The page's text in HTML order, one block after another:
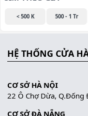
< 500 K 500 - 1 Tr
HỆ THỐNG CỬA
CƠ SỞ HÀ NỘI
22 Ô Chợ Dừa, Q.Đống
CƠ SỞ ĐÀ NẴNG